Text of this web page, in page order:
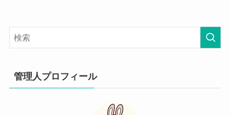
管理人プロフィール